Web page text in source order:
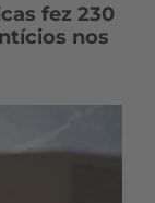
fez 230
nos